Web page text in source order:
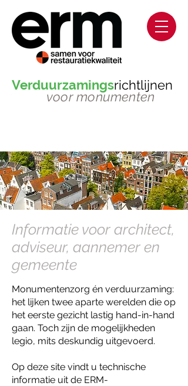
Verduurzamingsrichtlijnen
voor monumenten
Informatie voor architect,
adviseur, aannemer en
gemeente
Monumentenzorg én verduurzaming:
het lijken twee aparte werelden die op
het eerste gezicht lastig hand-in-hand
gaan. Toch zijn de mogelijkheden
legio, mits deskundig uitgevoerd.
Op deze site vindt u technische
informatie uit de ERM-